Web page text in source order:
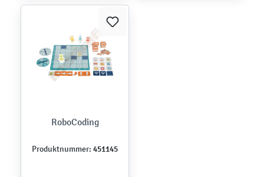
RoboCoding
Produktnummer: 451145